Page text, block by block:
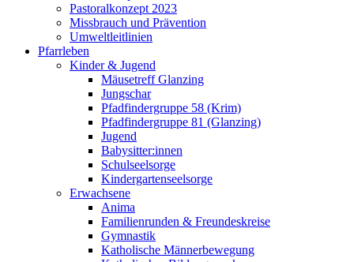
Pastoralkonzept 2023
Missbrauch und Prävention
Umweltleitlinien
Pfarrleben
Kinder & Jugend
Mäusetreff Glanzing
Jungschar
Pfadfindergruppe 58 (Krim)
Pfadfindergruppe 81 (Glanzing)
Jugend
Babysitter:innen
Schulseelsorge
Kindergartenseelsorge
Erwachsene
Anima
Familienrunden & Freundeskreise
Gymnastik
Katholische Männerbewegung